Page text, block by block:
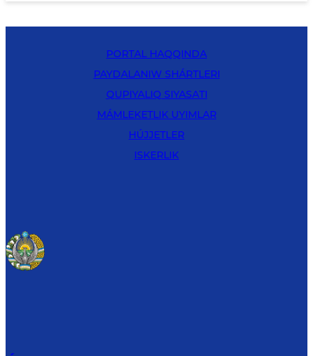
PORTAL HAQQINDA
PAYDALANIW SHÁRTLERI
QUPIYALIQ SIYASATI
MÁMLEKETLIK UYIMLAR
HÚJJETLER
ISKERLIK